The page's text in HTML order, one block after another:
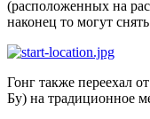
(расположенных на
наконец то могут
Гонг также переехал
Бу) на традиционное